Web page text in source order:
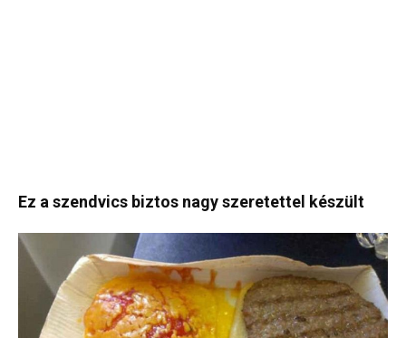
Ez a szendvics biztos nagy szeretettel készült